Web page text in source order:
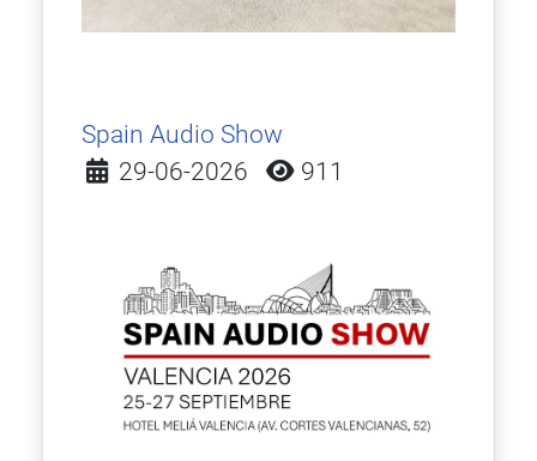
Spain Audio Show
Detalles
29-06-2026 911